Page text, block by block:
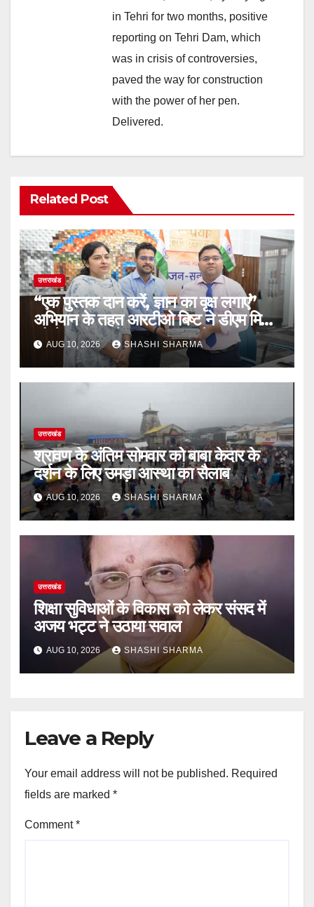
in Tehri for two months, positive
reporting on Tehri Dam, which
was in crisis of controversies,
paved the way for construction
with the power of her pen.
Delivered.
Related Post
उत्तराखंड
“एक पुस्तक दान करें, ज्ञान का वृक्ष लगाएं”
अभियान के तहत आरटीओ बिष्ट ने डीएम मिश्रा
को भेंट की 8 प्रेरणादायक पुस्तकें
AUG 10, 2026 SHASHI SHARMA
उत्तराखंड
श्रावण के अंतिम सोमवार को बाबा केदार के
दर्शन के लिए उमड़ा आस्था का सैलाब
AUG 10, 2026 SHASHI SHARMA
उत्तराखंड
शिक्षा सुविधाओं के विकास को लेकर संसद में
अजय भट्ट ने उठाया सवाल
AUG 10, 2026 SHASHI SHARMA
Leave a Reply
Your email address will not be published. Required
fields are marked *
Comment*